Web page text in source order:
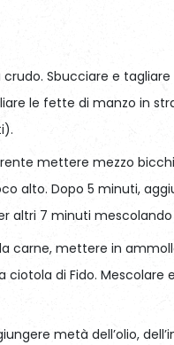
crudo. Sbucciare e
le fette di manzo in
mettere mezzo
alto. Dopo 5 minuti,
altri 7 minuti
carne, mettere in
ciotola di Fido. Mescolare
metà dell’olio,